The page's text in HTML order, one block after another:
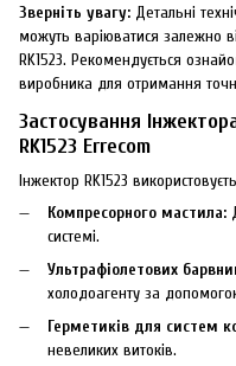
Зверніть увагу: Детальні
можуть варіюватися залежно
RK1523. Рекомендується
виробника для отримання
Застосування
RK1523 Errecom
Інжектор RK1523
Компресорного мастила:
системі.
Ультрафіолетових
холодоагенту за
Герметиків для систем
невеликих витоків.